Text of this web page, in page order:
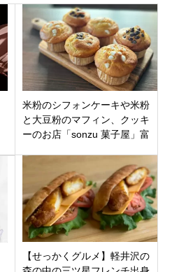
米粉のシフォンケーキや米粉
と大豆粉のマフィン、クッキ
ーのお店「sonzu 菓子屋」富
【せっかくグルメ】軽井沢の